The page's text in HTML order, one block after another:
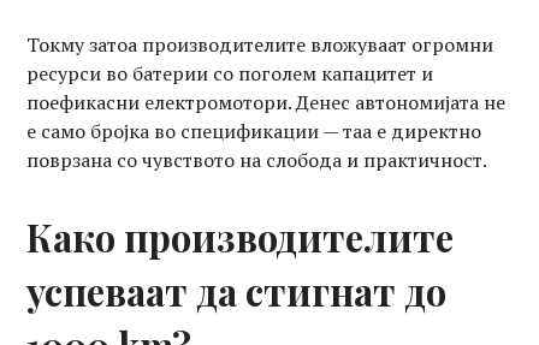
Токму затоа производителите вложуваат огромни
ресурси во батерии со поголем капацитет и
поефикасни електромотори. Денес автономијата не
е само бројка во спецификации — таа е директно
поврзана со чувството на слобода и практичност.
Како производителите
успеваат да стигнат до